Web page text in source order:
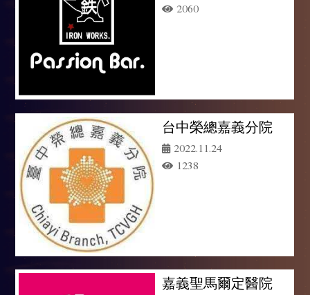
2060
台中榮總嘉義分院
2022.11.24
1238
嘉義聖馬爾定醫院